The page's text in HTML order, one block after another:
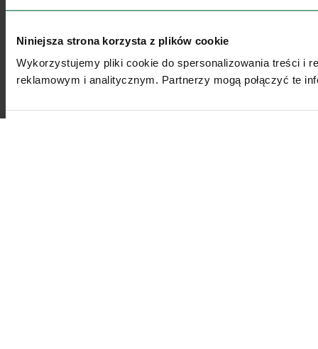
Niniejsza strona korzysta z plików cookie
Wykorzystujemy pliki cookie do spersonalizowania treści i
reklamowym i analitycznym. Partnerzy mogą połączyć te